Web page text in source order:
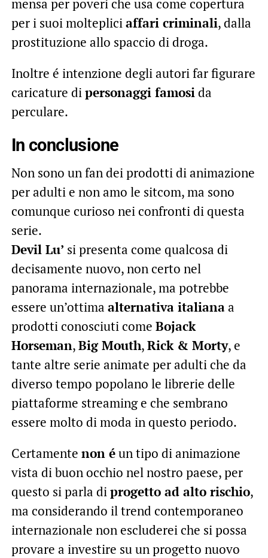
mensa per poveri che usa come copertura
per i suoi moltepliciaffari criminali, dalla
prostituzione allo spaccio di droga.
Inoltre é intenzione degli autori far figurare
caricature dipersonaggi famosida
perculare.
In conclusione
Non sono un fan dei prodotti di animazione
per adulti e non amo le sitcom, ma sono
comunque curioso nei confronti di questa
serie.
Devil Lu’ si presenta come qualcosa di
decisamente nuovo, non certo nel
panorama internazionale, ma potrebbe
essere un’ottima alternativa italianaa
prodotti conosciuti come Bojack
Horseman,Big Mouth,Rick & Morty, e
tante altre serie animate per adulti che da
diverso tempo popolano le librerie delle
piattaforme streaming e che sembrano
essere molto di moda in questo periodo.
Certamente non éun tipo di animazione
vista di buon occhio nel nostro paese, per
questo si parla diprogetto ad alto rischio,
ma considerando il trend contemporaneo
internazionale non escluderei che si possa
provare a investire su un progetto nuovo